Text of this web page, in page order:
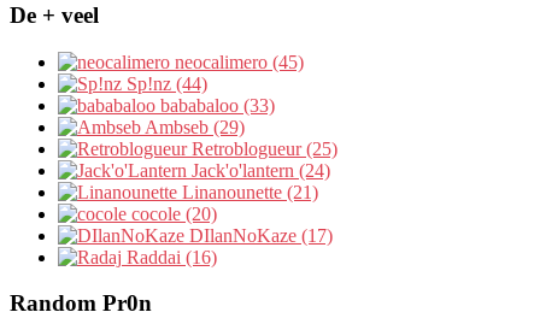
De + veel
neocalimero (45)
Sp!nz (44)
bababaloo (33)
Ambseb (29)
Retroblogueur (25)
Jack'o'lantern (24)
Linanounette (21)
cocole (20)
DIlanNoKaze (17)
Raddai (16)
Random Pr0n